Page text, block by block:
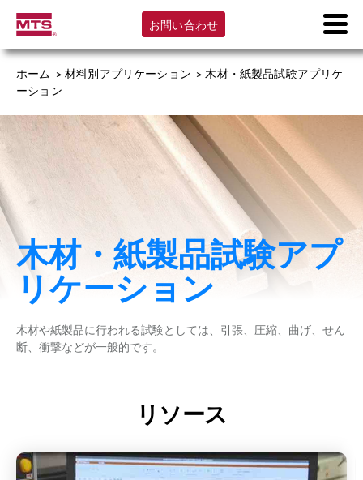
お問い合わせ
ホーム >材料別アプリケーション > 木材・紙製品試験アプリケ
ーション
木材・紙製品試験アプ
リケーション
木材や紙製品に行われる試験としては、引張、圧縮、曲げ、せん
断、衝撃などが一般的です。
リソース